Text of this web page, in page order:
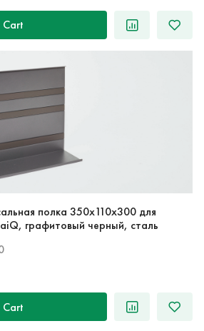
Cart
полка 350x110x300 для
графитовый черный, сталь
Cart